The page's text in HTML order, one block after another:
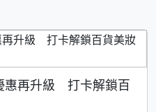
惠再升級 打卡解鎖百